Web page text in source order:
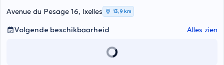
Avenue du Pesage 16, Ixelles 13,9 km
Volgende beschikbaarheid Alles zien